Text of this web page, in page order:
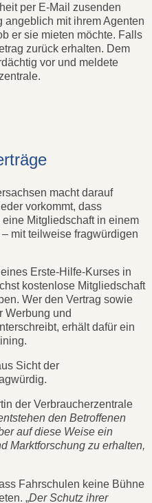
per E-Mail zusenden
angeblich mit ihrem Agenten
er sie mieten möchte. Falls
zurück erhalten. Dem
vor und meldete
macht darauf
vorkommt, dass
Mitgliedschaft in einem
mit teilweise fragwürdigen
Erste-Hilfe-Kurses in
kostenlose Mitgliedschaft
Wer den Vertrag sowie
Werbung und
erhält dafür ein
Sicht der
der Verbraucherzentrale
den Betroffenen
auf diese Weise ein
Marktforschung zu erhalten,
Fahrschulen keine Bühne
„Der Schutz ihrer